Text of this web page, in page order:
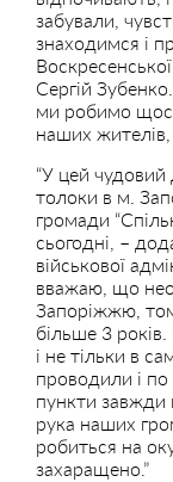
забували,
знаходимся і
Воскресенської
Сергій
ми робимо
наших
“У цей
толоки в м.
громади
сьогодні, –
військової
вважаю, що
Запоріжжю,
більше 3
і не тільки в
проводили і
пункти завжди
рука наших
робиться на
захаращено.”